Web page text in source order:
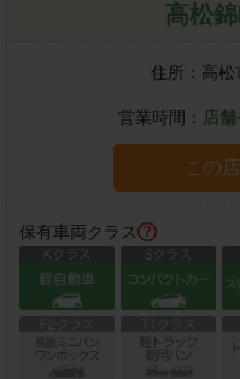
高松
住所： 高松
営業時間： 店
この
保有車両クラス